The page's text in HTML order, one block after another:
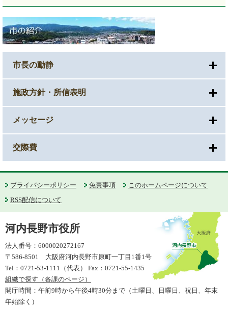
市長の動静
施政方針・所信表明
メッセージ
交際費
プライバシーポリシー 免責事項
このホームページについて
RSS配信について
河内長野市役所
法人番号：6000020272167
〒586-8501 大阪府河内長野市原町一丁目1番1号
Tel：0721-53-1111（代表） Fax：0721-55-1435
組織で探す（各課のページ）
開庁時間：午前9時から午後4時30分まで（土曜日、日曜日、祝日、年末
年始除く）